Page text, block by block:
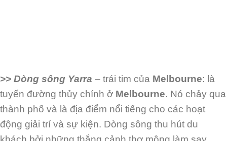
>> Dòng sông Yarra – trái tim của Melbourne: là
tuyến đường thủy chính ở Melbourne. Nó chảy qua
thành phố và là địa điểm nổi tiếng cho các hoạt
động giải trí và sự kiện. Dòng sông thu hút du